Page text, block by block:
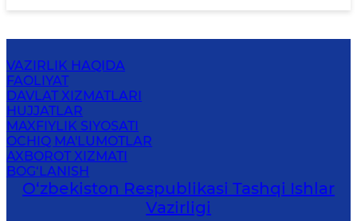
VAZIRLIK HAQIDA
FAOLIYAT
DAVLAT XIZMATLARI
HUJJATLAR
MAXFIYLIK SIYOSATI
OCHIQ MA'LUMOTLAR
AXBOROT XIZMATI
BOG‘LANISH
O‘zbеkistоn Rеspublikаsi Tashqi Ishlаr
Vаzirligi